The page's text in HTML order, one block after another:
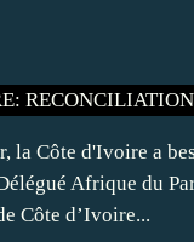
la Côte d'Ivoire a
Afrique du
Côte d’Ivoire...